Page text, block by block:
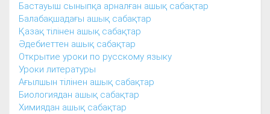
Бастауыш сыныпқа арналған ашық сабақтар
Балабақшадағы ашық сабақтар
Қазақ тілінен ашық сабақтар
Әдебиеттен ашық сабақтар
Открытие уроки по русскому языку
Уроки литературы
Ағылшын тілінен ашық сабақтар
Биологиядан ашық сабақтар
Химиядан ашық сабақтар